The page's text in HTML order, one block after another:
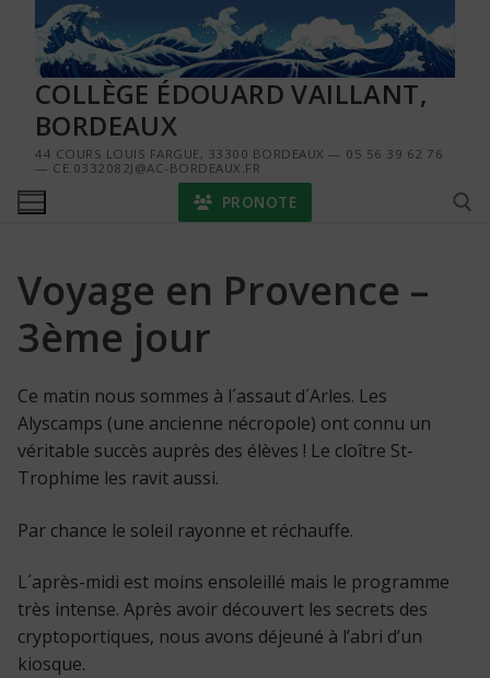
contenu
COLLÈGE ÉDOUARD VAILLANT,
BORDEAUX
44 COURS LOUIS FARGUE, 33300 BORDEAUX — 05 56 39 62 76
— CE.0332082J@AC-BORDEAUX.FR
PRONOTE
Rechercher :
Voyage en Provence –
3ème jour
Ce matin nous sommes à l´assaut d´Arles. Les
Alyscamps (une ancienne nécropole) ont connu un
véritable succès auprès des élèves ! Le cloître St-
Trophime les ravit aussi.
Par chance le soleil rayonne et réchauffe.
L´après-midi est moins ensoleillé mais le programme
très intense. Après avoir découvert les secrets des
cryptoportiques, nous avons déjeuné à l’abri d’un
kiosque.